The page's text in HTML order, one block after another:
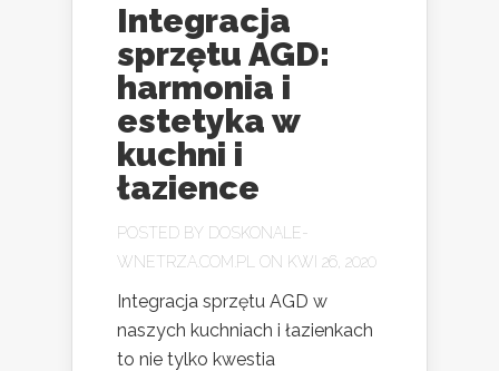
Integracja
sprzętu AGD:
harmonia i
estetyka w
kuchni i
łazience
POSTED BY DOSKONALE-
WNETRZA.COM.PL
ON KWI 26, 2020
Integracja sprzętu AGD w
naszych kuchniach i łazienkach
to nie tylko kwestia